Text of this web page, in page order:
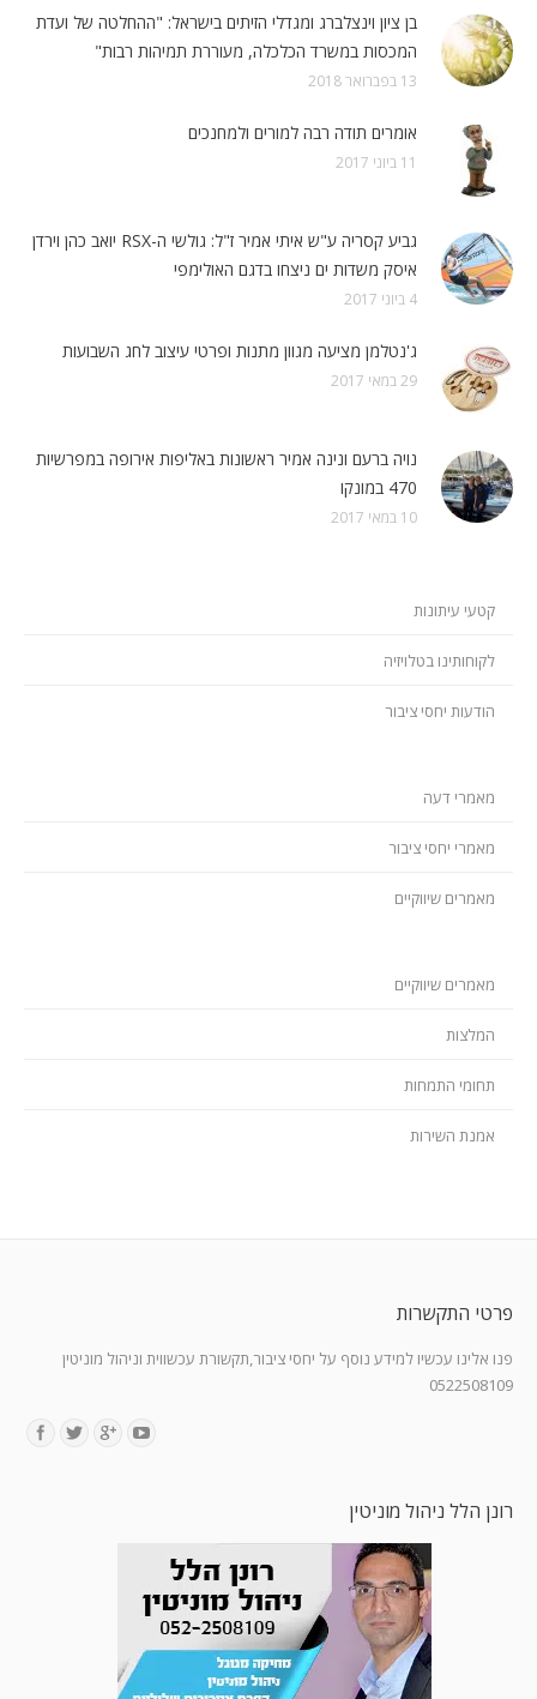
בן ציון וינצלברג ומגדלי הזיתים בישראל: "ההחלטה של ועדת
המכסות במשרד הכלכלה, מעוררת תמיהות רבות"
13 בפברואר 2018
אומרים תודה רבה למורים ולמחנכים
11 ביוני 2017
גביע קסריה ע"ש איתי אמיר ז"ל: גולשי ה-RSX יואב כהן וירדן
איסק משדות ים ניצחו בדגם האולימפי
4 ביוני 2017
ג'נטלמן מציעה מגוון מתנות ופרטי עיצוב לחג השבועות
29 במאי 2017
נויה ברעם ונינה אמיר ראשונות באליפות אירופה במפרשיות
470 במונקו
10 במאי 2017
קטעי עיתונות
לקוחותינו בטלויזיה
הודעות יחסי ציבור
מאמרי דעה
מאמרי יחסי ציבור
מאמרים שיווקיים
מאמרים שיווקיים
המלצות
תחומי התמחות
אמנת השירות
פרטי התקשרות
פנו אלינו עכשיו למידע נוסף על יחסי ציבור,תקשורת עכשווית וניהול מוניטין
0522508109
רונן הלל ניהול מוניטין